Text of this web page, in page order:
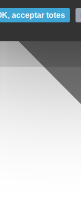
acceptar totes